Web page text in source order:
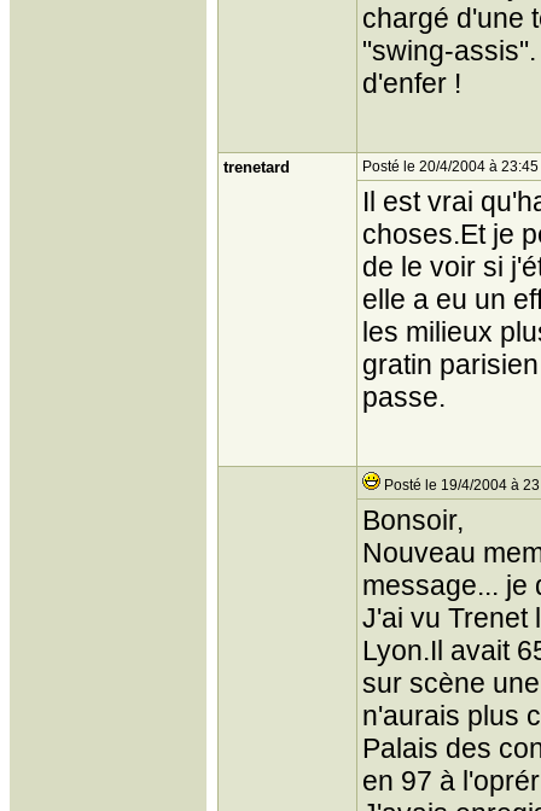
chargé d'une
"swing-
d'enfer !
trenetard Posté le 20/4/2004 à 23:45
Il est vrai
choses.Et je
de le voir si
elle a eu un
les milieux
gratin
passe.
Posté le 19/4/2004 à
Bonsoir,
Nouveau
message... je
J'ai vu Trenet
Lyon.Il avait
sur scène
n'aurais plus
Palais des
en 97 à